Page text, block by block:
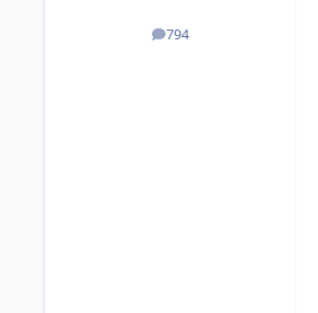
794
messages